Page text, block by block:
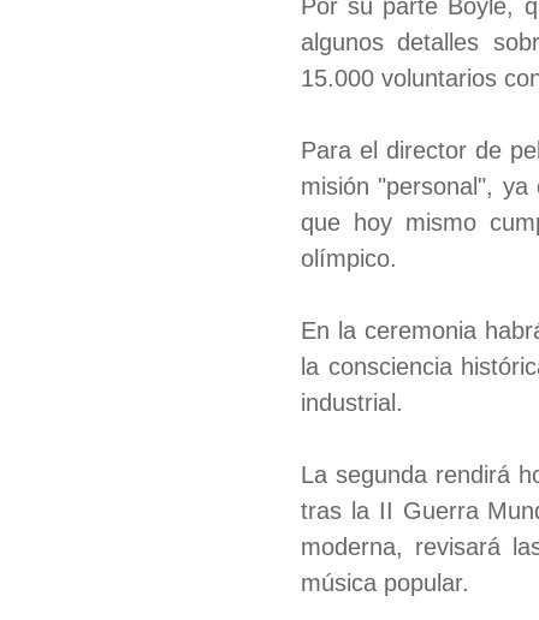
Por su parte Boyle,
algunos detalles
15.000 voluntarios
Para el director de
misión "personal",
que hoy mismo
olímpico.
En la ceremonia
la consciencia
industrial.
La segunda rendirá
tras la II Guerra
moderna, revisará
música popular.